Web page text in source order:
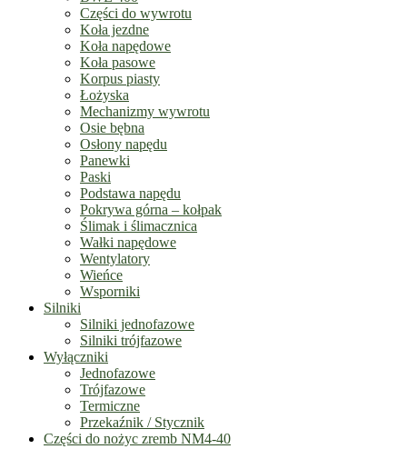
Części do wywrotu
Koła jezdne
Koła napędowe
Koła pasowe
Korpus piasty
Łożyska
Mechanizmy wywrotu
Osie bębna
Osłony napędu
Panewki
Paski
Podstawa napędu
Pokrywa górna – kołpak
Ślimak i ślimacznica
Wałki napędowe
Wentylatory
Wieńce
Wsporniki
Silniki
Silniki jednofazowe
Silniki trójfazowe
Wyłączniki
Jednofazowe
Trójfazowe
Termiczne
Przekaźnik / Stycznik
Części do nożyc zremb NM4-40